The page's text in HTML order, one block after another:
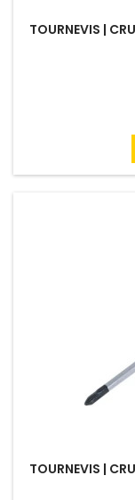
TOURNEVIS |
TOURNEVIS |